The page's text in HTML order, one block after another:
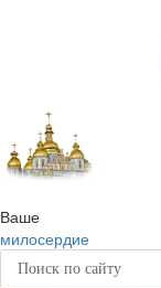
Ваше
милосердие